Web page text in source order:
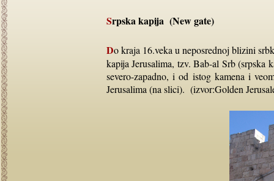
Srpska kapija (New gate)
Do kraja 16.veka u neposrednoj blizini srbkog manastira Sv.Arhangela je bila i njemu pripadajuća 11-ta
kapija Jerusalima, tzv. Bab-al Srb (srpska
severo-zapadno, i od istog kamena i
Jerusalima (na slici). (izvor:Golden